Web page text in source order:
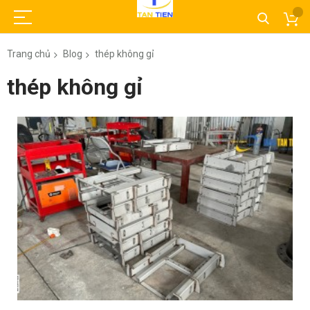
Trang chủ Blog thép không gỉ
thép không gỉ